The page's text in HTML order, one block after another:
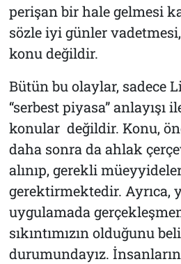
perişan bir hale gelmesi
sözle iyi günler
konu değildir.
Bütün bu olaylar, sadece
“serbest piyasa” anlayışı
konular değildir. Konu,
daha sonra da ahlak
alınıp, gerekli
gerektirmektedir. Ayrıca,
uygulamada
sıkıntımızın olduğunu
durumundayız.